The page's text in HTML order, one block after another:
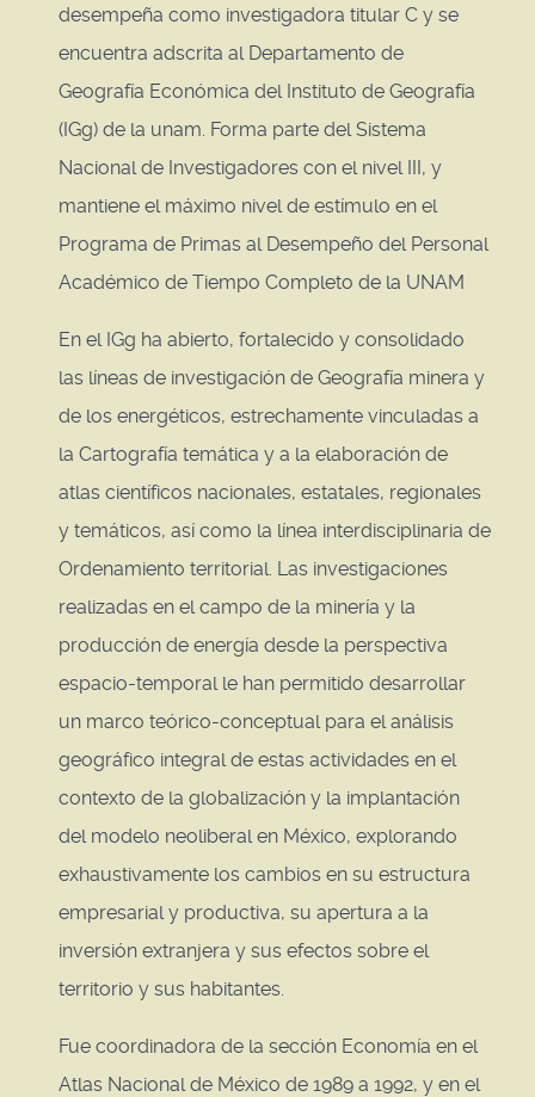
desempeña como investigadora titular C y se
encuentra adscrita al Departamento de
Geografía Económica del Instituto de Geografía
(IGg) de la unam. Forma parte del Sistema
Nacional de Investigadores con el nivel III, y
mantiene el máximo nivel de estímulo en el
Programa de Primas al Desempeño del Personal
Académico de Tiempo Completo de la UNAM
En el IGg ha abierto, fortalecido y consolidado
las líneas de investigación de Geografía minera y
de los energéticos, estrechamente vinculadas a
la Cartografía temática y a la elaboración de
atlas científicos nacionales, estatales, regionales
y temáticos, así como la línea interdisciplinaria de
Ordenamiento territorial. Las investigaciones
realizadas en el campo de la minería y la
producción de energía desde la perspectiva
espacio-temporal le han permitido desarrollar
un marco teórico-conceptual para el análisis
geográfico integral de estas actividades en el
contexto de la globalización y la implantación
del modelo neoliberal en México, explorando
exhaustivamente los cambios en su estructura
empresarial y productiva, su apertura a la
inversión extranjera y sus efectos sobre el
territorio y sus habitantes.
Fue coordinadora de la sección Economía en el
Atlas Nacional de México de 1989 a 1992, y en el